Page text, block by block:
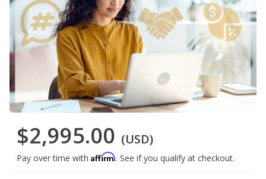
$2,995.00 (USD)
Pay over time with Affirm. See if you qualify at checkout.